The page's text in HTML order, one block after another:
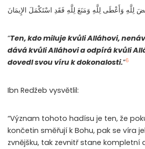
لِلَّهِ وَأَعْطَى لِلَّهِ وَمَنَعَ لِلَّهِ فَقَدِ اسْتَكْمَلَ الإِيمَانَ
“Ten, kdo miluje kvůli Alláhovi,
dává kvůli Alláhovi a odpírá kvůli
dovedl svou víru k dokonalosti.”6
Ibn Redžeb vysvětlil:
“Význam tohoto hadísu je ten, že
končetin směřují k Bohu, pak se víra
zvnějšku, tak zevnitř stane kompletní